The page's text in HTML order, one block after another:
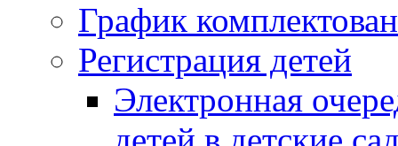
График
Регистрация детей
Электронная